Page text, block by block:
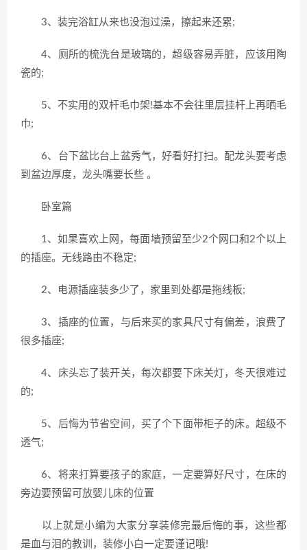
3、装完浴缸从来也没泡过澡，擦起来还累;
4、厕所的梳洗台是玻璃的，超级容易弄脏，应该用陶
瓷的;
5、不实用的双杆毛巾架!基本不会往里层挂杆上再晒毛
巾;
6、台下盆比台上盆秀气，好看好打扫。配龙头要考虑
到盆边厚度，龙头嘴要长些 。
卧室篇
1、如果喜欢上网，每面墙预留至少2个网口和2个以上
的插座。无线路由不稳定;
2、电源插座装多少了，家里到处都是拖线板;
3、插座的位置，与后来买的家具尺寸有偏差，浪费了
很多插座;
4、床头忘了装开关，每次都要下床关灯，冬天很难过
的;
5、后悔为节省空间，买了个下面带柜子的床。超级不
透气;
6、将来打算要孩子的家庭，一定要算好尺寸，在床的
旁边要预留可放婴儿床的位置
以上就是小编为大家分享装修完最后悔的事，这些都
是血与泪的教训，装修小白一定要谨记哦!